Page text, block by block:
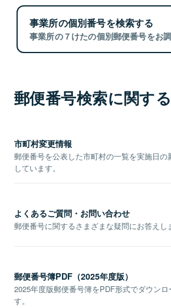
事業所の個別番号を検索する
事業所の７けたの個別郵便番号をお調
郵便番号検索に関す
市町村変更情報
郵便番号を公表した市町村の一覧を実施日の
しています。
よくあるご質問・お問い合わせ
郵便番号に関するさまざまな疑問にお答えし
郵便番号簿PDF（2025年度版）
2025年度版郵便番号簿をPDF形式でダウンロ
す。